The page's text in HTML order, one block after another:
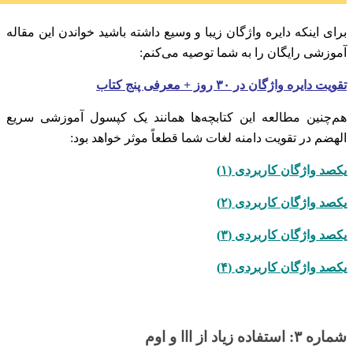
برای اینکه دایره واژگان زیبا و وسیع داشته باشید خواندن این مقاله
آموزشی رایگان را به شما توصیه می‌کنم:
تقویت دایره واژگان در ۳۰ روز + معرفی پنج کتاب
هم‌چنین مطالعه این کتابچه‌ها همانند یک کپسول آموزشی سریع
الهضم در تقویت دامنه لغات شما قطعاً موثر خواهد بود:
یکصد واژگان کاربردی (۱)
یکصد واژگان کاربردی (۲)
یکصد واژگان کاربردی (۳)
یکصد واژگان کاربردی (۴)
شماره ۳: استفاده زیاد از ااا و اوم‌